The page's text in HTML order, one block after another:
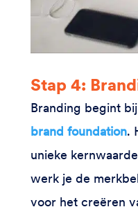
Stap 4:
Branding begint
brand foundation.
unieke
werk je de
voor het creëren